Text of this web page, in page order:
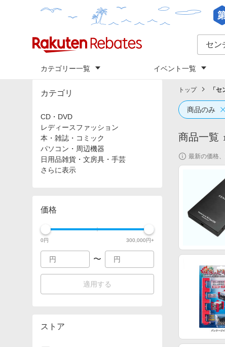
カテゴリー一覧 イベント一覧
カテゴリ
CD・DVD
レディースファッション
本・雑誌・コミック
パソコン・周辺機器
日用品雑貨・文房具・手芸
さらに表示
価格
0円 300,000円+
〜
適用する
ストア
トップ 「 セ
商品のみ
商品一覧
最新の価格